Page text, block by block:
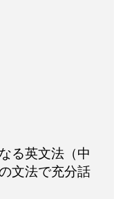
る英文法（中
文法で充分話